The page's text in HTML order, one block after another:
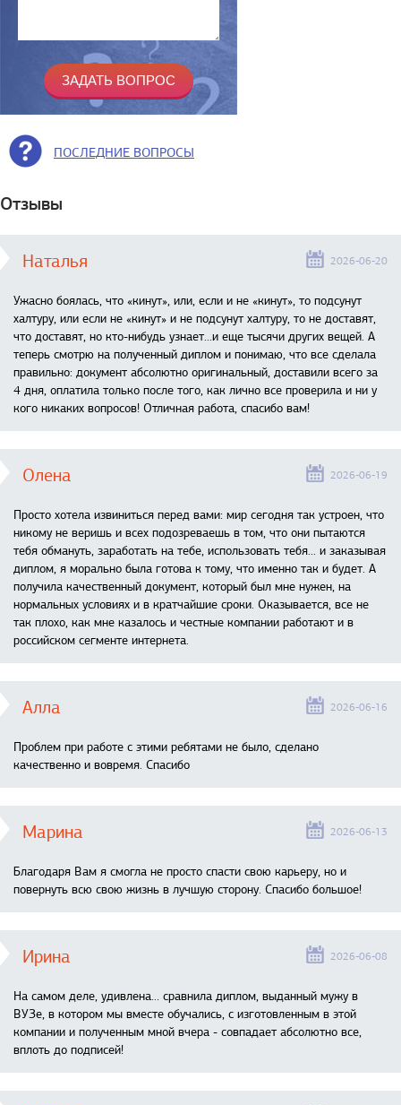
ПОСЛЕДНИЕ ВОПРОСЫ
Отзывы
Наталья 2026-06-20
Ужасно боялась, что «кинут», или, если и не «кинут», то подсунут
халтуру, или если не «кинут» и не подсунут халтуру, то не доставят,
что доставят, но кто-нибудь узнает...и еще тысячи других вещей. А
теперь смотрю на полученный диплом и понимаю, что все сделала
правильно: документ абсолютно оригинальный, доставили всего за
4 дня, оплатила только после того, как лично все проверила и ни у
кого никаких вопросов! Отличная работа, спасибо вам!
Олена 2026-06-19
Просто хотела извиниться перед вами: мир сегодня так устроен, что
никому не веришь и всех подозреваешь в том, что они пытаются
тебя обмануть, заработать на тебе, использовать тебя... и заказывая
диплом, я морально была готова к тому, что именно так и будет. А
получила качественный документ, который был мне нужен, на
нормальных условиях и в кратчайшие сроки. Оказывается, все не
так плохо, как мне казалось и честные компании работают и в
российском сегменте интернета.
Алла 2026-06-16
Проблем при работе с этими ребятами не было, сделано
качественно и вовремя. Спасибо
Марина 2026-06-13
Благодаря Вам я смогла не просто спасти свою карьеру, но и
повернуть всю свою жизнь в лучшую сторону. Спасибо большое!
Ирина 2026-06-08
На самом деле, удивлена… сравнила диплом, выданный мужу в
ВУЗе, в котором мы вместе обучались, с изготовленным в этой
компании и полученным мной вчера - совпадает абсолютно все,
вплоть до подписей!